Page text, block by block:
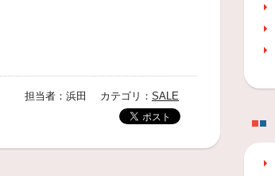
担当者：浜田 カテゴリ： SALE